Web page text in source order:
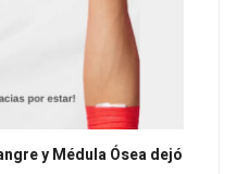
y Médula Ósea dejó